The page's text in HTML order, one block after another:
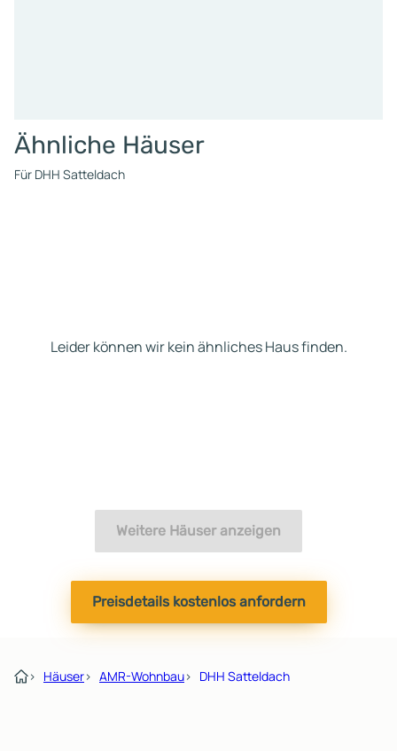
Ähnliche Häuser
Für DHH Satteldach
Leider können wir kein ähnliches Haus finden.
Weitere Häuser anzeigen
Preisdetails kostenlos anfordern
› Häuser› AMR-Wohnbau› DHH Satteldach